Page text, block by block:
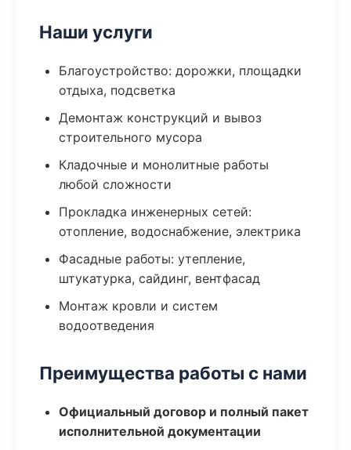
Наши услуги
Благоустройство: дорожки, площадки
отдыха, подсветка
Демонтаж конструкций и вывоз
строительного мусора
Кладочные и монолитные работы
любой сложности
Прокладка инженерных сетей:
отопление, водоснабжение, электрика
Фасадные работы: утепление,
штукатурка, сайдинг, вентфасад
Монтаж кровли и систем
водоотведения
Преимущества работы с нами
Официальный договор и полный пакет
исполнительной документации